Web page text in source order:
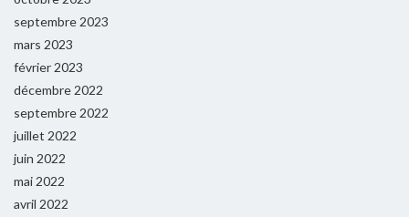
septembre 2023
mars 2023
février 2023
décembre 2022
septembre 2022
juillet 2022
juin 2022
mai 2022
avril 2022